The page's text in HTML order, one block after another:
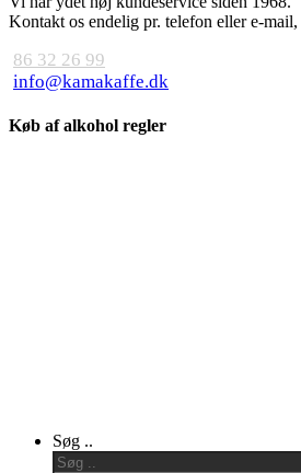
Kontakt os endelig pr. telefon eller e-
86 32 26 99
info@kamakaffe.dk
Køb af alkohol regler
Menu
Søg ..